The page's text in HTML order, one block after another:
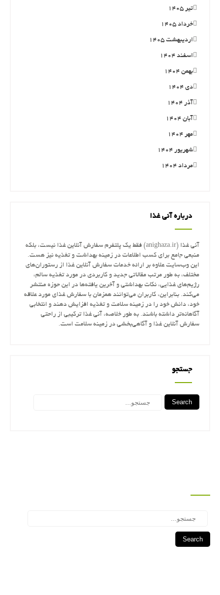
تیر ۱۴۰۵
خرداد ۱۴۰۵
اردیبهشت ۱۴۰۵
اسفند ۱۴۰۴
بهمن ۱۴۰۴
دی ۱۴۰۴
آذر ۱۴۰۴
آبان ۱۴۰۴
مهر ۱۴۰۴
شهریور ۱۴۰۴
مرداد ۱۴۰۴
درباره آنی غذا
آنی غذا (anighaza.ir) فقط یک پلتفرم سفارش آنلاین غذا نیست، بلکه
منبعی جامع برای کسب اطلاعات در زمینه بهداشت و تغذیه نیز هست.
این وب‌سایت علاوه بر ارائه خدمات سفارش آنلاین غذا از رستوران‌های
مختلف، به طور مرتب مقالاتی جدید و کاربردی در مورد تغذیه سالم،
رژیم‌های غذایی، نکات بهداشتی و آخرین یافته‌ها در این حوزه منتشر
می‌کند. بنابراین، کاربران می‌توانند همزمان با سفارش غذای مورد علاقه
خود، دانش خود را در زمینه سلامت و تغذیه افزایش دهند و انتخابی
آگاهانه‌تر داشته باشند. به طور خلاصه، آنی غذا ترکیبی از راحتی
سفارش آنلاین غذا و آگاهی‌بخشی در زمینه سلامت است.
جستجو
Search